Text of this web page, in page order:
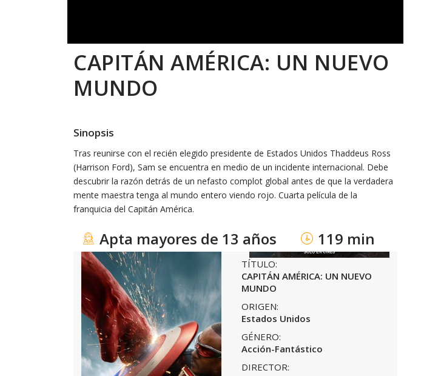
CAPITÁN AMÉRICA: UN NUEVO
MUNDO
Sinopsis
Tras reunirse con el recién elegido presidente de Estados Unidos Thaddeus Ross
(Harrison Ford), Sam se encuentra en medio de un incidente internacional. Debe
descubrir la razón detrás de un nefasto complot global antes de que la verdadera
mente maestra tenga al mundo entero viendo rojo. Cuarta película de la
franquicia del Capitán América.
Apta mayores de 13 años 119 min
TÍTULO:
CAPITÁN AMÉRICA: UN NUEVO
MUNDO
ORIGEN:
Estados Unidos
GÉNERO:
Acción-Fantástico
DIRECTOR: